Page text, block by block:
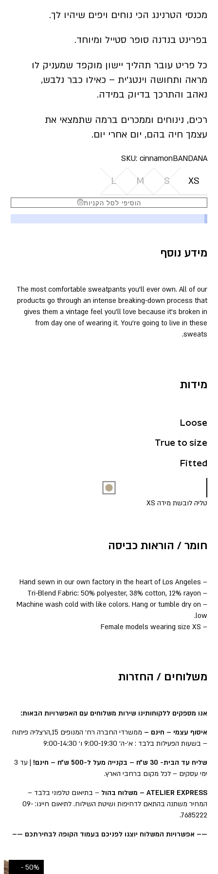
מכנסי הטרנינג הכי נוחים ויפים שיהיו לך.
בפרינט בנדנה סופר סטייל ומיוחד.
כל פריט עובר תהליך יישון מוקפד שמעניק לו
מראה ותחושה וינטג׳ית – כאילו כבר נלבש,
נאהב והתרכך בדיוק במידה.
רכים, נינוחים וממכרים ברמה שתמצאי את
עצמך חיה בהם, יום אחרי יום.
SKU: cinnamonBANDANA
XS
S
M
L
הוסיפי לסל הקניות
מידע נוסף
The most comfortable sweatpants you’ll ever own. All of our
products go through an intense breaking-down process that
gives them a vintage feel you’ll love because it’s broken in
from day one of wearing it. You’re going to live in these
sweats.
מידות
Loose
True to size
Fitted
טליה לובשת מידה XS
חומר / הוראות כביסה
– Hand sewn in our own factory in the heart of Los Angeles
– Tri-Blend Fabric: 50% polyester, 38% cotton, 12% rayon
– Machine wash cold with like colors. Hang or tumble dry on
low.
– Female models wearing size XS
משלוחים / החזרות
אנו מספקים ללקוחותינו שירות משלוחים עם האפשרויות הבאות:
איסוף עצמי – חינם –
ממשרדי החברה רח׳ המנופים 15,הרצליה פיתוח
– בשעות הפעילות בלבד : א׳-ה׳ 9:00-19:30 ו׳ 9:00-14:30
שליח עד הבית- 30 ש״ח – בקנייה מעל ל-500 ש״ח – חינם!
| עד 3
ימי עסקים – לכל מקום ברחבי הארץ.
ATELIER EXPRESS – משלוח בהול
– בתיאום טלפוני בלבד –
המחיר משתנה בהתאם לדחיפות ושיטת השילוח. לתיאום חייגו: 09-
7685222.
—– אפשרויות המשלוח יוצגו לפניכם בעמוד הקופה לבחירתכם —–
50% -